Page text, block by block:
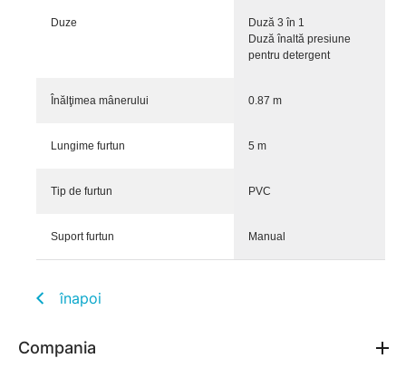
Duze
Duză 3 în 1
Duză înaltă presiune
pentru detergent
Înălţimea mânerului 0.87 m
Lungime furtun 5 m
Tip de furtun PVC
Suport furtun Manual
înapoi
Compania